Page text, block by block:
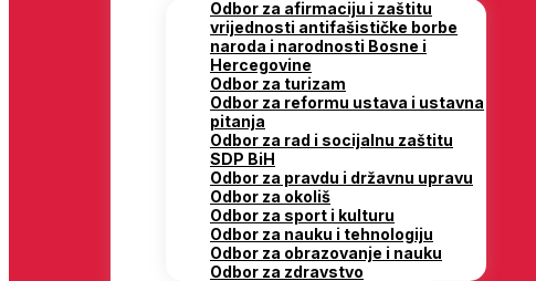
Odbor za afirmaciju i zaštitu
vrijednosti antifašističke borbe
naroda i narodnosti Bosne i
Hercegovine
Odbor za turizam
Odbor za reformu ustava i ustavna
pitanja
Odbor za rad i socijalnu zaštitu
SDP BiH
Odbor za pravdu i državnu upravu
Odbor za okoliš
Odbor za sport i kulturu
Odbor za nauku i tehnologiju
Odbor za obrazovanje i nauku
Odbor za zdravstvo